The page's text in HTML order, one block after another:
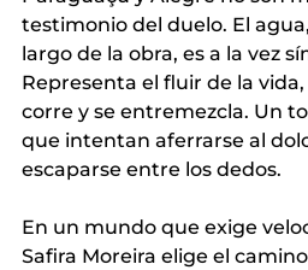
testimonio del duelo. El
largo de la obra, es a la vez
Representa el fluir de la
corre y se entremezcla. Un
que intentan aferrarse al
escaparse entre los dedos.
En un mundo que exige
Safira Moreira elige el